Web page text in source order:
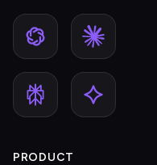
PRODUCT